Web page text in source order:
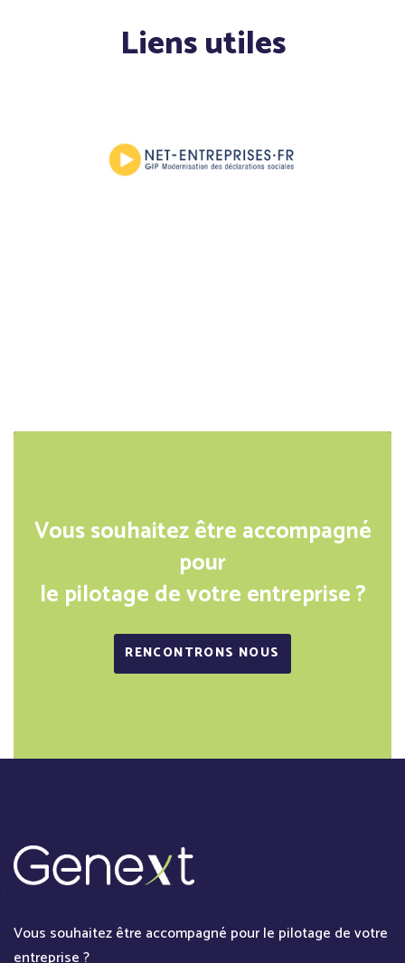
Liens utiles
Vous souhaitez être accompagné
pour
le pilotage de votre entreprise ?
RENCONTRONS NOUS
Vous souhaitez être accompagné pour le pilotage de votre